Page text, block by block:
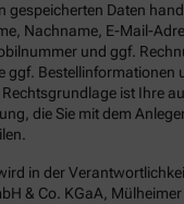
gespeicherten Daten
Nachname, E-Mail-
und ggf.
ggf. Bestellinformationen
ist Ihre
die Sie mit dem
in der
& Co. KGaA,